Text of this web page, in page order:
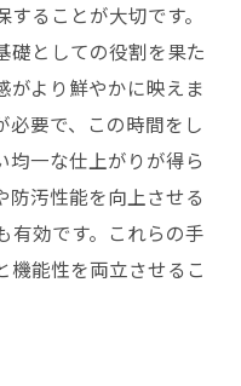
ないステップ
基本ステップ
への道
防止策
法
のポイント
ることが大切です。
礎としての役割を果た
がより鮮やかに映えま
必要で、この時間をし
均一な仕上がりが得ら
防汚性能を向上させる
有効です。これらの手
機能性を両立させるこ